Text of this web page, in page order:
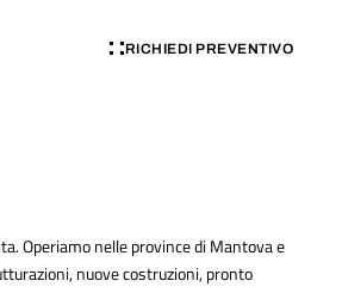
RICHIEDI PREVENTIVO
Operiamo nelle province di Mantova e
nuove costruzioni, pronto